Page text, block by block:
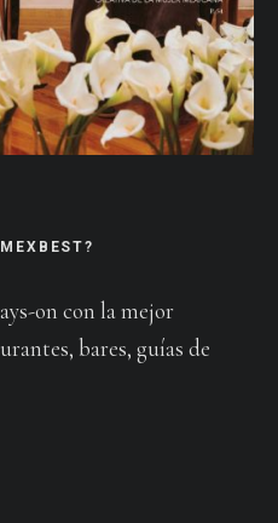
on con la mejor
bares, guías de